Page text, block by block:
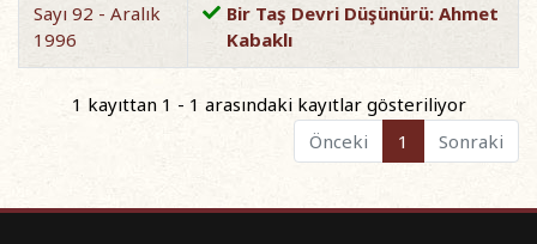
Sayı 92 - Aralık
1996
Bir Taş Devri Düşünürü: Ahmet
Kabaklı
1 kayıttan 1 - 1 arasındaki kayıtlar gösteriliyor
Önceki
1 Sonraki